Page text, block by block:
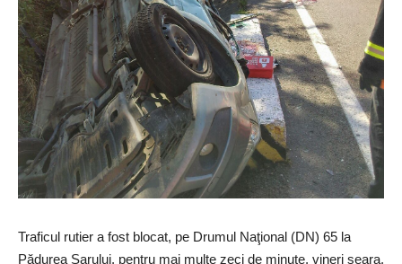
Traficul rutier a fost blocat, pe Drumul Naţional (DN) 65 la
Pădurea Sarului, pentru mai multe zeci de minute, vineri seara,